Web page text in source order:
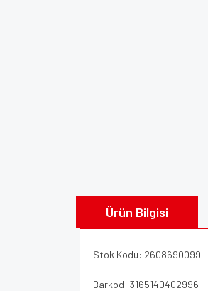
Ürün Bilgisi
Stok Kodu: 2608690099
Barkod: 3165140402996